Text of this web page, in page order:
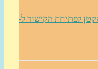
הקישור ל-